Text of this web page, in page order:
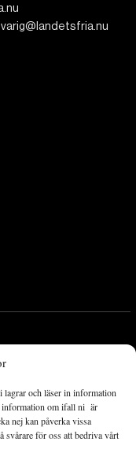
lagrar och läser in information
information om ifall ni är
nej kan påverka vissa
svårare för oss att bedriva vårt
bred bevakning av
och med fokus på
hållbart samhälle går
människor, minskade